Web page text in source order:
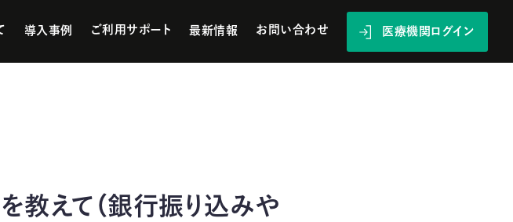
導入事例 ご利用サポート 最新情報 お問い合わせ 医療機関ログイン
教えて（銀行振り込みや